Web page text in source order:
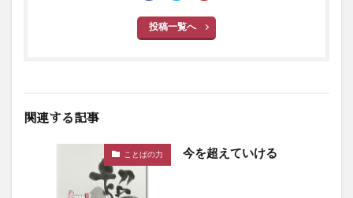
投稿一覧へ
関連する記事
ことばの力 今を超えていける